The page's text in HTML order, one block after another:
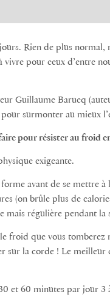
Rien de plus normal,
pour ceux d’entre
Guillaume Barucq
pour surmonter au mieux
pour résister au froid
exigeante.
avant de se mettre à
(on brûle plus de
mais régulière pendant la
froid que vous tomberez
la corde ! Le meilleur
et 60 minutes par jour